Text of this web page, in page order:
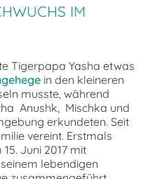
IM
Tigerpapa Yasha etwas
in den kleineren
musste, während
Anushk, Mischka und
erkundeten. Seit
vereint. Erstmals
Juni 2017 mit
lebendigen